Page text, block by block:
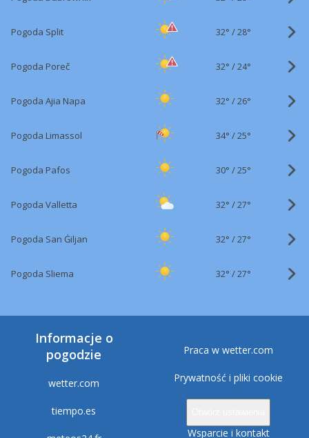
Pogoda Split 32° /28°
Pogoda Poreč 32° /24°
Pogoda Ajia Napa 32° /26°
Pogoda Limassol 34° /25°
Pogoda Pafos 30° /25°
Pogoda Valletta 32° /27°
Pogoda San Ġiljan 32° /27°
Pogoda Sliema 32° /27°
Informacje o
pogodzie
wetter.com
tiempo.es
Praca w wetter.com
Prywatność i pliki cookie
Wsparcie i kontakt